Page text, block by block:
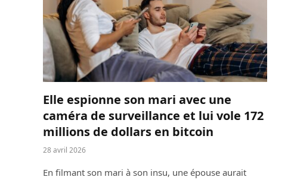
Elle espionne son mari avec une
caméra de surveillance et lui vole 172
millions de dollars en bitcoin
28 avril 2026
En filmant son mari à son insu, une épouse aurait